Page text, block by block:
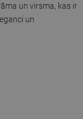
un virsma, kas ir
un